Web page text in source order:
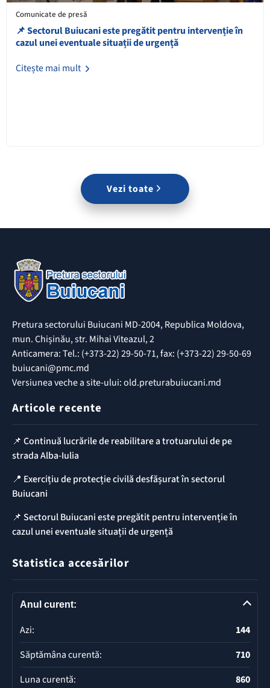
Comunicate de presă
📌 Sectorul Buiucani este pregătit pentru intervenție în
cazul unei eventuale situații de urgență
Citește mai mult
Vezi toate
Pretura sectorului Buiucani MD-2004, Republica Moldova,
mun. Chișinău, str. Mihai Viteazul, 2
Anticamera: Tel.: (+373-22) 29-50-71, fax: (+373-22) 29-50-69
buiucani@pmc.md
Versiunea veche a site-ului: old.preturabuiucani.md
Articole recente
📌 Continuă lucrările de reabilitare a trotuarului de pe
strada Alba-Iulia
📍 Exercițiu de protecție civilă desfășurat în sectorul
Buiucani
📌 Sectorul Buiucani este pregătit pentru intervenție în
cazul unei eventuale situații de urgență
Statistica accesărilor
Anul curent:
Azi:
144
Săptămâna curentă:
710
Luna curentă:
860